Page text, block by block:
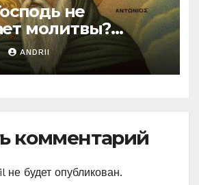
не
молитвы?
слова
ANDRII
комментарий
будет опубликован.